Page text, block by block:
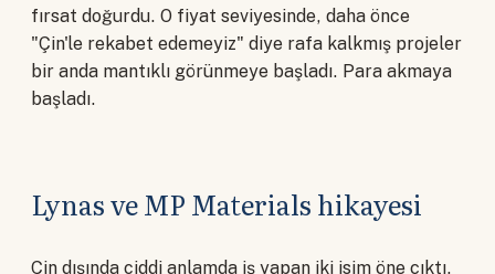
fırsat doğurdu. O fiyat seviyesinde, daha önce
"Çin'le rekabet edemeyiz" diye rafa kalkmış projeler
bir anda mantıklı görünmeye başladı. Para akmaya
başladı.
Lynas ve MP Materials hikayesi
Çin dışında ciddi anlamda iş yapan iki isim öne çıktı.